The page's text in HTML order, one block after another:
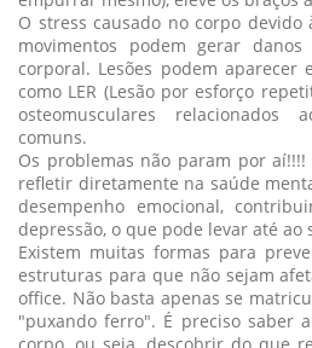
O stress causado no corpo
movimentos podem gerar
corporal. Lesões podem aparecer
como LER (Lesão por esforço
osteomusculares
comuns.
Os problemas não param por aí!!!!
refletir diretamente na saúde
desempenho emocional,
depressão, o que pode levar até ao
Existem muitas formas para
estruturas para que não sejam
office. Não basta apenas se
"puxando ferro". É preciso saber